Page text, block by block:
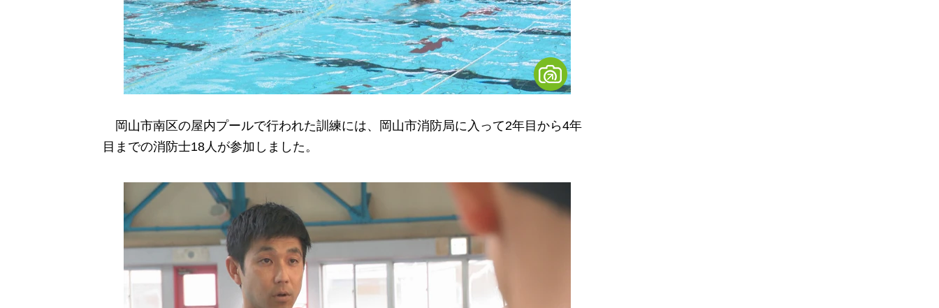
岡山市南区の屋内プールで行われた訓練には、岡山市消防局に入って2年目から4年
目までの消防士18人が参加しました。